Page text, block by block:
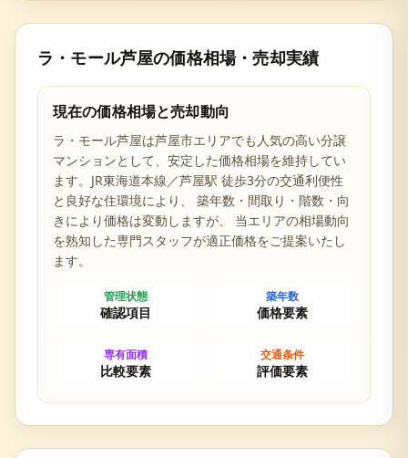
ラ・モール芦屋の価格相場・売却実績
現在の価格相場と売却動向
ラ・モール芦屋は芦屋市エリアでも人気の高い分譲
マンションとして、安定した価格相場を維持してい
ます。 JR東海道本線／芦屋駅 徒歩3分の交通利便性
と 良好な住環境により、 築年数・間取り・階数・向
きにより価格は変動しますが、 当エリアの相場動向
を熟知した専門スタッフが適正価格をご提案いたし
ます。
管理状態
確認項目
築年数
価格要素
専有面積
比較要素
交通条件
評価要素